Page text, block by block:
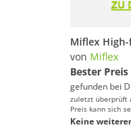
von Miflex
Bester Preis
gefunden bei
zuletzt überprüft
Preis kann sich
Keine